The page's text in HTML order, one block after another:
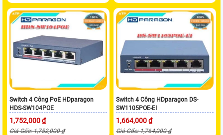
Switch 4 Công PoE HDparagon
HDS-SW104POE
1,752,000 ₫
Giá Gốc: 1,752,000 ₫
Switch 4 Công HDparagon DS-
SW1105POE-EI
1,664,000 ₫
Giá Gốc: 1,764,000 ₫